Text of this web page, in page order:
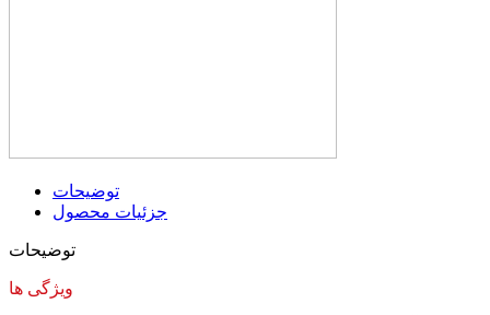
توضیحات
جزئیات محصول
توضیحات
ویژگی ها